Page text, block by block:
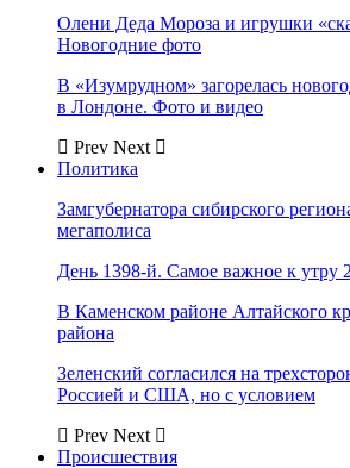
Олени Деда Мороза и игрушки
Новогодние фото
В «Изумрудном» загорелась
в Лондоне. Фото и видео
Prev Next
Политика
Замгубернатора сибирского
мегаполиса
День 1398-й. Самое важное к утру
В Каменском районе Алтайского
района
Зеленский согласился на
Россией и США, но с условием
Prev Next
Происшествия